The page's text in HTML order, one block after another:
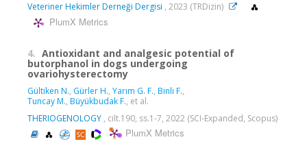
Veteriner Hekimler Derneği Dergisi , 2023 (TRDizin)
PlumX Metrics
4. Antioxidant and analgesic potential of
butorphanol in dogs undergoing
ovariohysterectomy
Gültiken N., Gürler H., Yarım G. F., Binli F.,
Tuncay M., Büyükbudak F., et al.
THERIOGENOLOGY , cilt.190, ss.1-7, 2022 (SCI-Expanded, Scopus)
PlumX Metrics